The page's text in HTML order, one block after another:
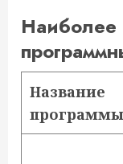
Наиболее
Название
программы